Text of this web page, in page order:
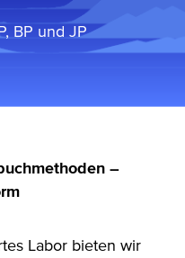
BP und JP
–
Labor bieten wir